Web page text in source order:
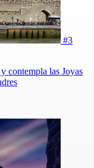
#3
contempla las Joyas